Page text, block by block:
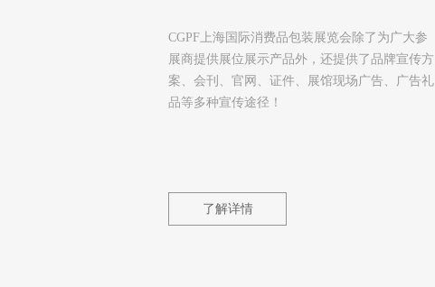
CGPF上海国际消费品包装展览会除了为广大参
展商提供展位展示产品外，还提供了品牌宣传方
案、会刊、官网、证件、展馆现场广告、广告礼
品等多种宣传途径！
了解详情